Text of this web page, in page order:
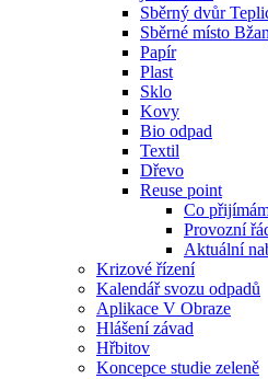
Sběrný dvůr
Sběrné místo
Papír
Plast
Sklo
Kovy
Bio odpad
Textil
Dřevo
Reuse point
Co
Provozní
Aktuální
Krizové řízení
Kalendář svozu odpadů
Aplikace V Obraze
Hlášení závad
Hřbitov
Koncepce studie zeleně